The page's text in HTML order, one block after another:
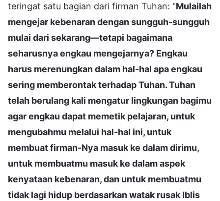
teringat satu bagian dari firman Tuhan: "Mulailah
mengejar kebenaran dengan sungguh-sungguh
mulai dari sekarang—tetapi bagaimana
seharusnya engkau mengejarnya? Engkau
harus merenungkan dalam hal-hal apa engkau
sering memberontak terhadap Tuhan. Tuhan
telah berulang kali mengatur lingkungan bagimu
agar engkau dapat memetik pelajaran, untuk
mengubahmu melalui hal-hal ini, untuk
membuat firman-Nya masuk ke dalam dirimu,
untuk membuatmu masuk ke dalam aspek
kenyataan kebenaran, dan untuk membuatmu
tidak lagi hidup berdasarkan watak rusak Iblis